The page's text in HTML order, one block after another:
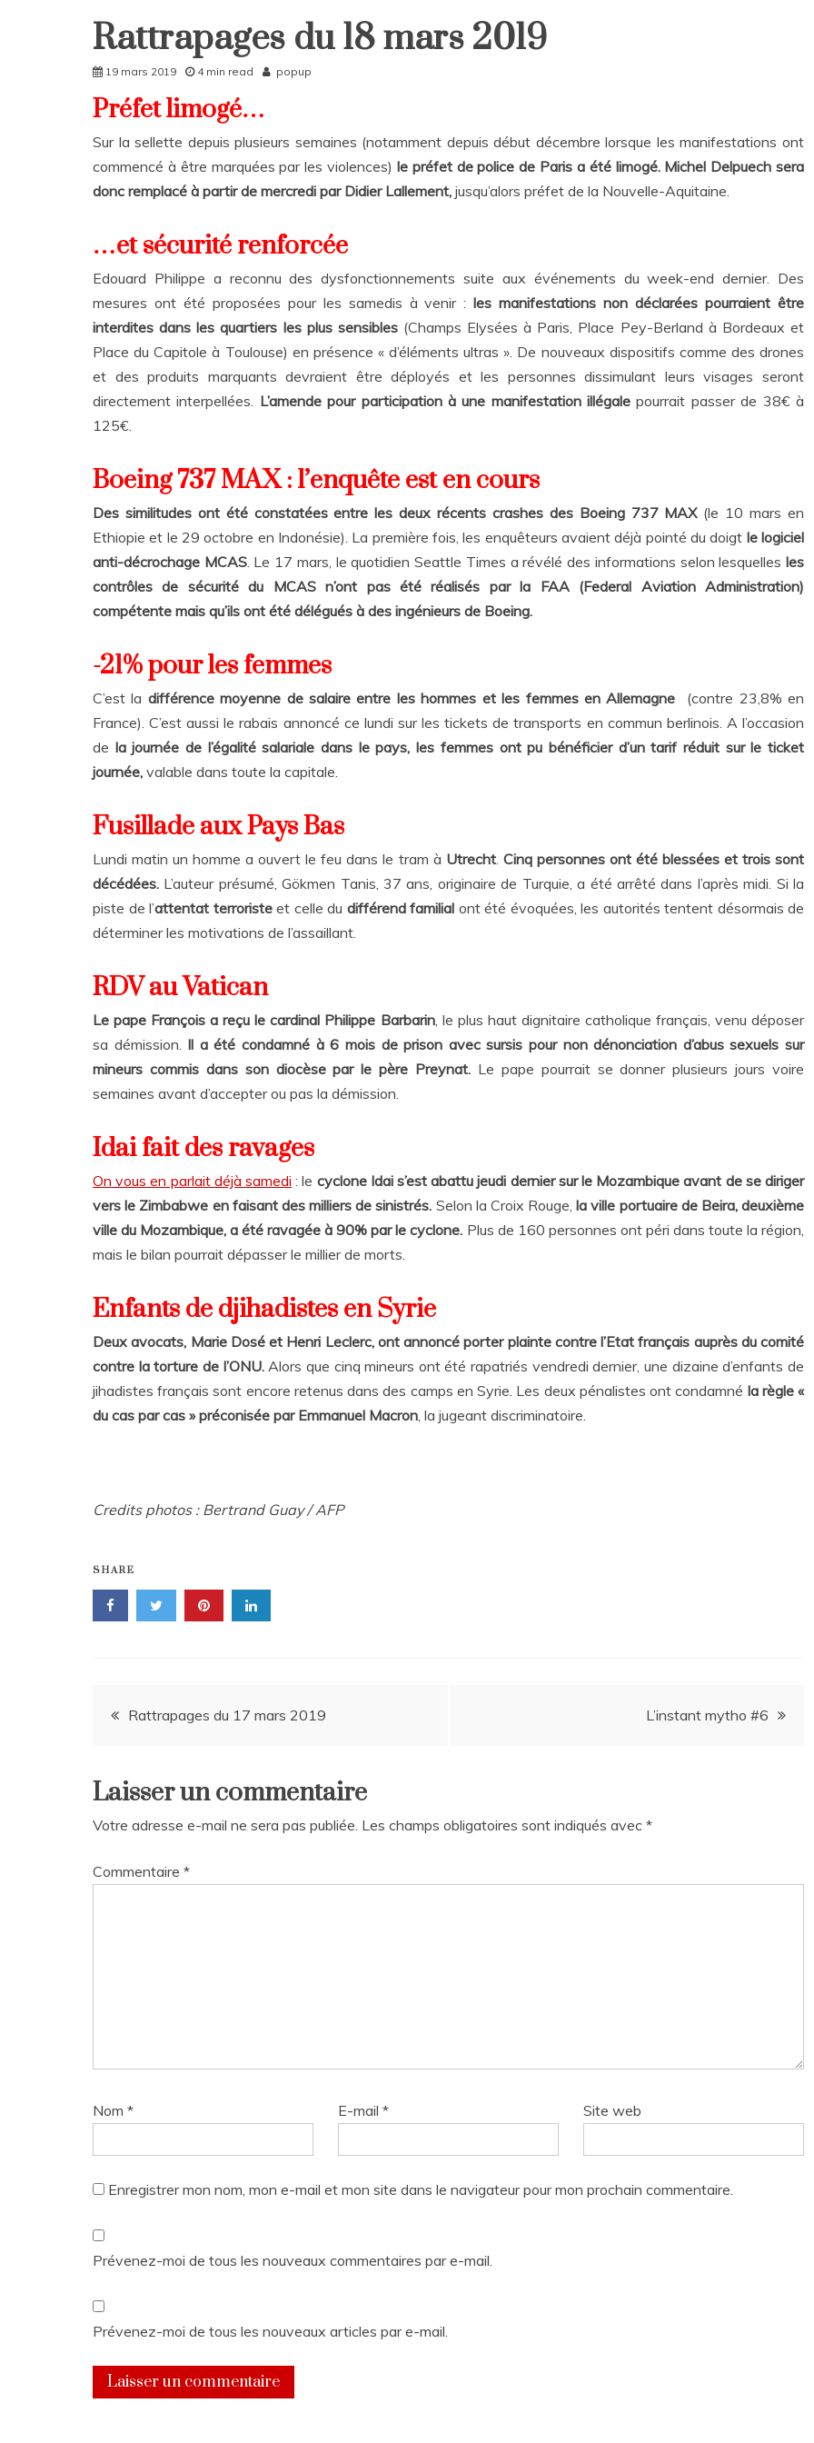
Home
Rattrapages du 18 mars 2019
19 mars 2019 4 min read popup
Préfet limogé…
Sur la sellette depuis plusieurs semaines (notamment depuis début décembre lorsque les manifestations ont
commencé à être marquées par les violences) le préfet de police de Paris a été limogé. Michel Delpuech sera
donc remplacé à partir de mercredi par Didier Lallement, jusqu’alors préfet de la Nouvelle-Aquitaine.
…et sécurité renforcée
Edouard Philippe a reconnu des dysfonctionnements suite aux événements du week-end dernier. Des
mesures ont été proposées pour les samedis à venir :les manifestations non déclarées pourraient être
interdites dans les quartiers les plus sensibles(Champs Elysées à Paris, Place Pey-Berland à Bordeaux et
Place du Capitole à Toulouse) en présence « d’éléments ultras ». De nouveaux dispositifs comme des drones
et des produits marquants devraient être déployés et les personnes dissimulant leurs visages seront
directement interpellées. L’amende pour participation à une manifestation illégale pourrait passer de 38€ à
125€.
Boeing 737 MAX : l’enquête est en cours
Des similitudes ont été constatées entre les deux récents crashes des Boeing 737 MAX (le 10 mars en
Ethiopie et le 29 octobre en Indonésie). La première fois, les enquêteurs avaient déjà pointé du doigt le logiciel
anti-décrochage MCAS. Le 17 mars, le quotidien Seattle Times a révélé des informations selon lesquellesles
contrôles de sécurité du MCAS n’ont pas été réalisés par la FAA (Federal Aviation Administration)
compétente mais qu’ils ont été délégués à des ingénieurs de Boeing.
-21% pour les femmes
C’est la différence moyenne de salaire entre les hommes et les femmes en Allemagne (contre 23,8% en
France). C’est aussi le rabais annoncé ce lundi sur les tickets de transports en commun berlinois. A l’occasion
de la journée de l’égalité salariale dans le pays, les femmes ont pu bénéficier d’un tarif réduit sur le ticket
journée, valable dans toute la capitale.
Fusillade aux Pays Bas
Lundi matin un homme a ouvert le feu dans le tram à Utrecht. Cinq personnes ont été blessées et trois sont
décédées. L’auteur présumé, Gökmen Tanis, 37 ans, originaire de Turquie, a été arrêté dans l’après midi. Si la
piste de l’attentat terroristeet celle du différend familial ont été évoquées, les autorités tentent désormais de
déterminer les motivations de l’assaillant.
RDV au Vatican
Le pape François a reçu le cardinal Philippe Barbarin, le plus haut dignitaire catholique français, venu déposer
sa démission. Il a été condamné à 6 mois de prison avec sursis pour non dénonciation d’abus sexuels sur
mineurs commis dans son diocèse par le père Preynat. Le pape pourrait se donner plusieurs jours voire
semaines avant d’accepter ou pas la démission.
Idai fait des ravages
On vous en parlait déjà samedi : le cyclone Idai s’est abattu jeudi dernier sur le Mozambique avant de se diriger
vers le Zimbabwe en faisant des milliers de sinistrés. Selon la Croix Rouge,la ville portuaire de Beira, deuxième
ville du Mozambique, a été ravagée à 90% par le cyclone. Plus de 160 personnes ont péri dans toute la région,
mais le bilan pourrait dépasser le millier de morts.
Enfants de djihadistes en Syrie
Deux avocats, Marie Dosé et Henri Leclerc, ont annoncé porter plainte contre l’Etat français auprès du comité
contre la torture de l’ONU.Alors que cinq mineurs ont été rapatriés vendredi dernier, une dizaine d’enfants de
jihadistes français sont encore retenus dans des camps en Syrie. Les deux pénalistes ont condamné la règle «
du cas par cas » préconisée par Emmanuel Macron, la jugeant discriminatoire.
Credits photos : Bertrand Guay / AFP
SHARE
Navigation
l’article
Rattrapages du 17 mars 2019 L’instant mytho #6
Laisser un commentaire
Votre adresse e-mail ne sera pas publiée. Les champs obligatoires sont indiqués avec *
Commentaire *
Nom * E-mail* Site web
Enregistrer mon nom, mon e-mail et mon site dans le navigateur pour mon prochain commentaire.
Prévenez-moi de tous les nouveaux commentaires par e-mail.
Prévenez-moi de tous les nouveaux articles par e-mail.